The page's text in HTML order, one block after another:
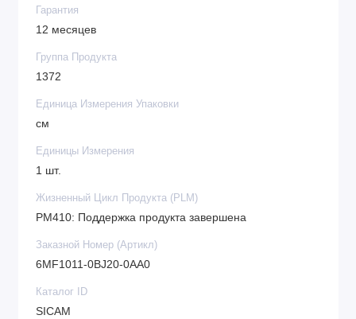
Гарантия
12 месяцев
Группа Продукта
1372
Единица Измерения Упаковки
см
Единицы Измерения
1 шт.
Жизненный Цикл Продукта (PLM)
PM410: Поддержка продукта завершена
Заказной Номер (Артикл)
6MF1011-0BJ20-0AA0
Каталог ID
SICAM